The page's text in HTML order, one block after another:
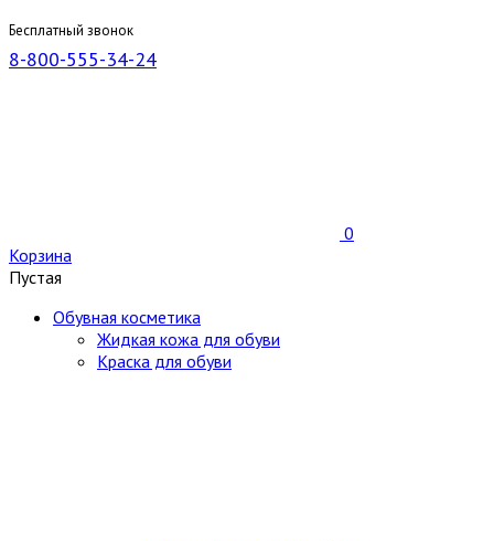
Бесплатный звонок
8-800-555-34-24
0
Корзина
Пустая
Обувная косметика
Жидкая кожа для обуви
Краска для обуви